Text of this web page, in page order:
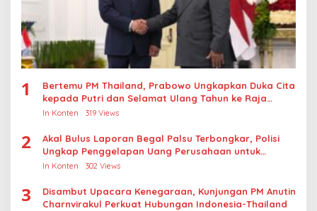
1
Bertemu PM Thailand, Prabowo Ungkapkan Duka Cita
kepada Putri dan Selamat Ulang Tahun ke Raja
Thailand
In Konten 319 Views
2
Akal Bulus Laporan Begal Palsu Terbongkar, Polisi
Ungkap Penggelapan Uang Perusahaan untuk
Crypto
In Konten 302 Views
3
Disambut Upacara Kenegaraan, Kunjungan PM Anutin
Charnvirakul Perkuat Hubungan Indonesia-Thailand